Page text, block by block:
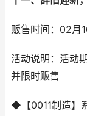
贩售时间：02月
活动说明：活动
并限时贩售
◆【0011制造】